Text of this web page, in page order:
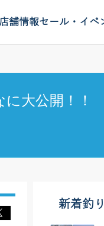
店舗情報セール・イベ
大公開！！
新着釣